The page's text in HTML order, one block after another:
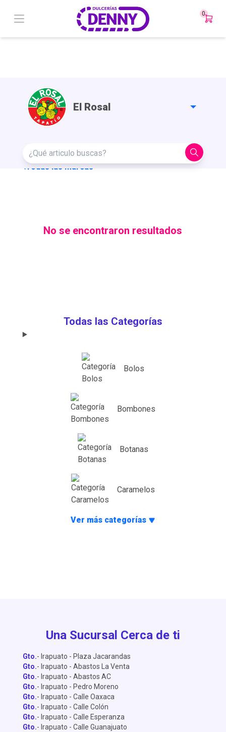
0
El Rosal
articulo
buscas?
Todas las marcas
No se encontraron resultados
Todas las Categorías
Bolos
Bombones
Botanas
Caramelos
Ver más categorías
Una Sucursal Cerca de ti
Gto.- Irapuato - Plaza Jacarandas
Gto.- Irapuato - Abastos La Venta
Gto.- Irapuato - Abastos AC
Gto.- Irapuato - Pedro Moreno
Gto.- Irapuato - Calle Oaxaca
Gto.- Irapuato - Calle Colón
Gto.- Irapuato - Calle Esperanza
Gto.- Irapuato - Calle Guanajuato